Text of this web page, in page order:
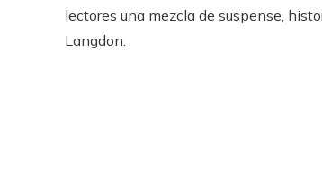
lectores una mezcla de suspense,
Langdon.